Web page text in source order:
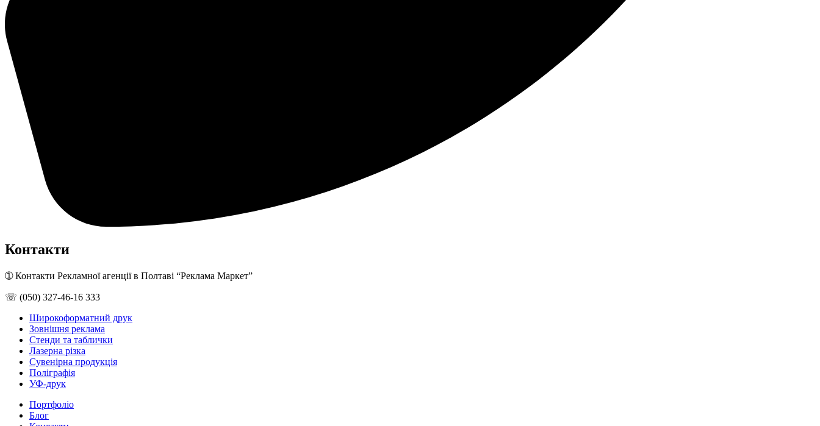
Контакти
➀ Контакти Рекламної агенції в Полтаві “Реклама Маркет”
☏ (050) 327-46-16 333
Широкоформатний друк
Зовнішня реклама
Стенди та таблички
Лазерна різка
Сувенірна продукція
Поліграфія
УФ-друк
Портфоліо
Блог